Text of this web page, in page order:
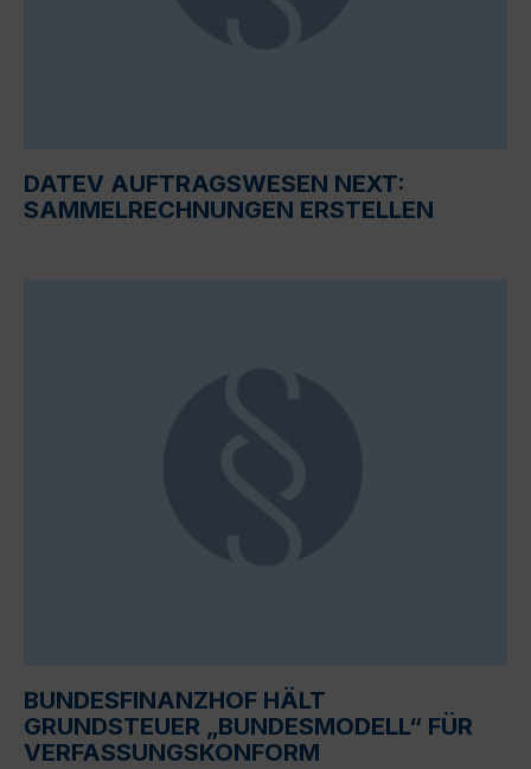
DATEV AUFTRAGSWESEN NEXT:
SAMMELRECHNUNGEN ERSTELLEN
BUNDESFINANZHOF HÄLT
GRUNDSTEUER „BUNDESMODELL“ FÜR
VERFASSUNGSKONFORM